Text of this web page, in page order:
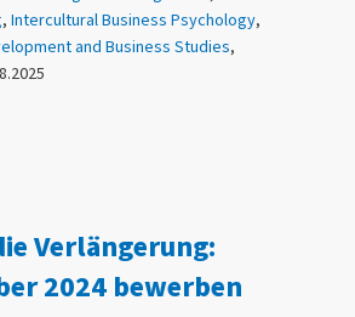
, Intercultural Business Psychology,
and Business Studies,
Verlängerung:
2024 bewerben